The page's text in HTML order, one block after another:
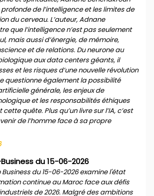
de l’intelligence et les limites de
du cerveau. L’auteur, Adnane
que l’intelligence n’est pas seulement
mais aussi d’énergie, de mémoire,
et de relations. Du neurone au
aux data centers géants, il
et les risques d’une nouvelle révolution
questionne également la possibilité
générale, les enjeux de
et les responsabilités éthiques
quête. Plus qu’un livre sur l’IA, c’est
de l’homme face à sa propre
du 15-06-2026
Business du 15-06-2026 examine l'état
continue au Maroc face aux défis
de 2026. Malgré des ambitions